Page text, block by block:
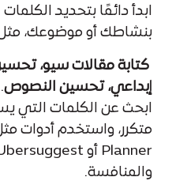
ابدأ دائمًا بتحديد
بنشاطك أو موضوعك،
كتابة مقالات سيو،
إبداعي، تحسين النصوص.
ابحث عن الكلمات التي
والمنافسة.